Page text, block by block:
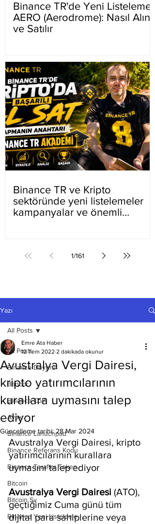
Binance TR'de Yeni Listeleme
AERO (Aerodrome): Nasıl Alınır
ve Satılır
Binance TR ve Kripto
sektöründe yeni listelemeler
kampanyalar ve önemli
1/161
Yazı
All Posts
Binance Duyuru
Bancor
Binance Coin
Avax
Binance Lanuchpad
Binance Referans Kodu
Binance Taraftar Token
Bitcoin
Bitcoin Sv
Binance Yeni Listeleme
All Posts
Avustralya Vergi Dairesi,
kripto yatırımcılarının
kurallara uymasını talep
ediyor
Emre Ata Haber
12 Tem 2022 2 dakikada okunur
Güncelleme tarihi:28 Mar 2024
Avustralya Vergi Dairesi, kripto
yatırımcılarının kurallara
uymasını talep ediyor
Avustralya Vergi Dairesi (ATO),
geçtiğimiz Cuma günü tüm
dijital para sahiplerine veya